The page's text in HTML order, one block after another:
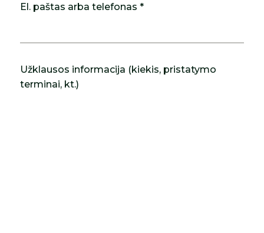
El. paštas arba telefonas *
Užklausos informacija (kiekis, pristatymo
terminai, kt.)